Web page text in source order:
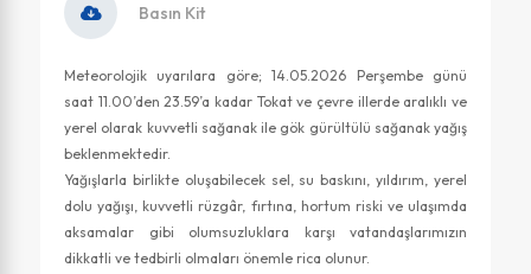
Basın Kit
Meteorolojik uyarılara göre; 14.05.2026 Perşembe günü
saat 11.00’den 23.59’a kadar Tokat ve çevre illerde aralıklı ve
yerel olarak kuvvetli sağanak ile gök gürültülü sağanak yağış
beklenmektedir.
Yağışlarla birlikte oluşabilecek sel, su baskını, yıldırım, yerel
dolu yağışı, kuvvetli rüzgâr, fırtına, hortum riski ve ulaşımda
aksamalar gibi olumsuzluklara karşı vatandaşlarımızın
dikkatli ve tedbirli olmaları önemle rica olunur.